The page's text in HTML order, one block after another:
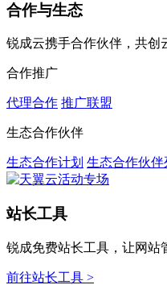
合作与生态
锐成云携手合作伙伴，共创
合作推广
代理合作 推广联盟
生态合作伙伴
生态合作计划 生态合作伙伴
站长工具
锐成免费站长工具，让网站
前往站长工具 >